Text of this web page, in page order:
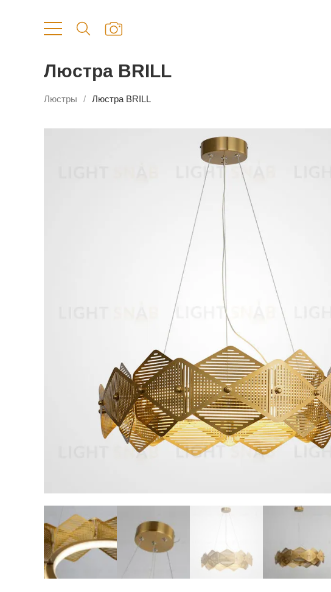
Люстра BRILL
Люстры Люстра BRILL